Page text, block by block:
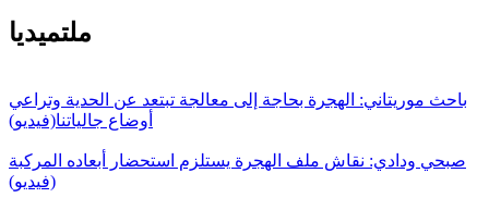
ملتميديا
باحث موريتاني: الهجرة بحاجة إلى معالجة تبتعد عن الحدية وتراعي
أوضاع جالياتنا(فيديو)
صبحي ودادي: نقاش ملف الهجرة يستلزم استحضار أبعاده المركبة
(فيديو)